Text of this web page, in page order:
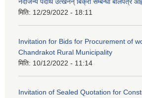
मिति: 12/29/2022 - 18:11
Invitation for Bids for Procurement of
Chandrakot Rural Municipality
मिति: 10/12/2022 - 11:14
Invitation of Sealed Quotation for